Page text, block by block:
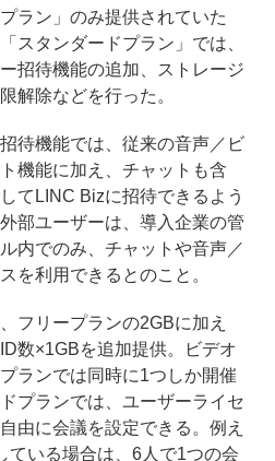
ラン」のみ提供されていた
スタンダードプラン」では、
招待機能の追加、ストレージ
解除などを行った。
待機能では、従来の音声／ビ
機能に加え、チャットも含
てLINC Bizに招待できるよう
部ユーザーは、導入企業の管
内でのみ、チャットや音声／
を利用できるとのこと。
フリープランの2GBに加え
数×1GBを追加提供。ビデオ
ランでは同時に1つしか開催
プランでは、ユーザーライセ
由に会議を設定できる。例え
ている場合は、6人で1つの会